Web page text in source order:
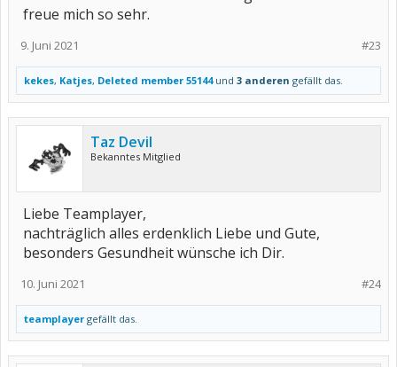
freue mich so sehr.
#23
9. Juni 2021
kekes, Katjes, Deleted member 55144und 3 anderen gefällt das.
Taz Devil
Bekanntes Mitglied
Liebe Teamplayer,
nachträglich alles erdenklich Liebe und Gute,
besonders Gesundheit wünsche ich Dir.
#24
10. Juni 2021
teamplayer gefällt das.